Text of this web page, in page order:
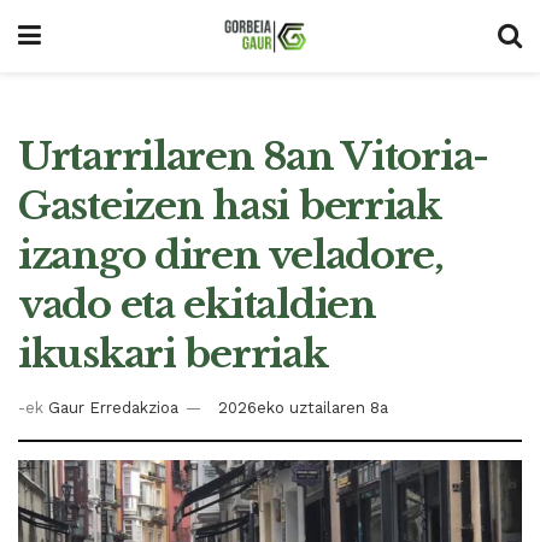
Urtarrilaren 8an Vitoria-
Gasteizen hasi berriak
izango diren veladore,
vado eta ekitaldien
ikuskari berriak
-ek Gaur Erredakzioa 2026eko uztailaren 8a